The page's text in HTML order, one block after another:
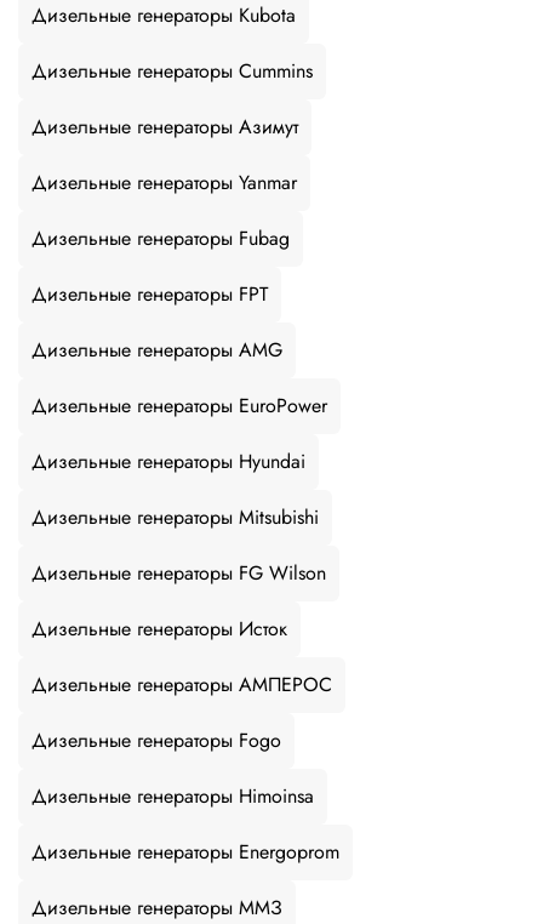
Дизельные генераторы Kubota
Дизельные генераторы Cummins
Дизельные генераторы Азимут
Дизельные генераторы Yanmar
Дизельные генераторы Fubag
Дизельные генераторы FPT
Дизельные генераторы AMG
Дизельные генераторы EuroPower
Дизельные генераторы Hyundai
Дизельные генераторы Mitsubishi
Дизельные генераторы FG Wilson
Дизельные генераторы Исток
Дизельные генераторы АМПЕРОС
Дизельные генераторы Fogo
Дизельные генераторы Himoinsa
Дизельные генераторы Energoprom
Дизельные генераторы ММЗ